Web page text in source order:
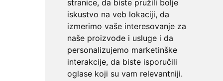
stranice, da biste pružili bolje
iskustvo na veb lokaciji, da
izmerimo vaše interesovanje za
naše proizvode i usluge i da
personalizujemo marketinške
interakcije, da biste isporučili
oglase koji su vam relevantniji.